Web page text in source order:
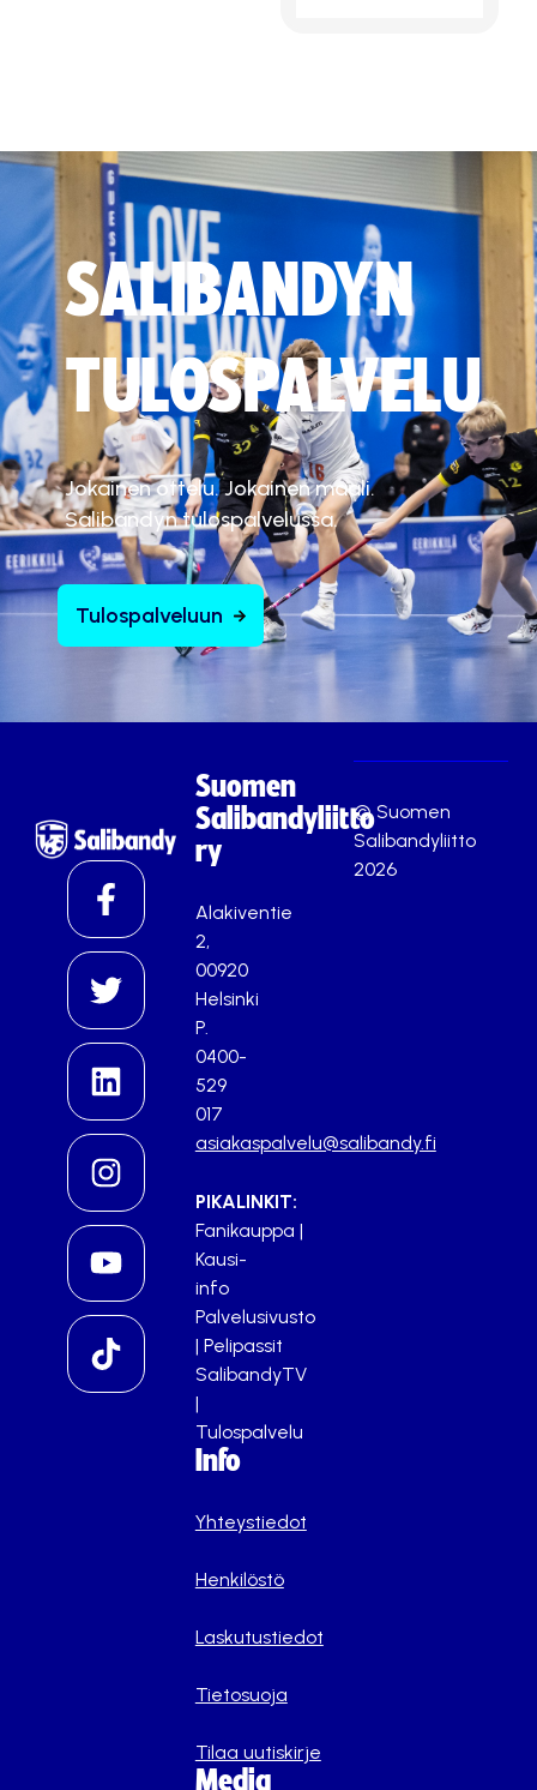
SALIBANDYN
TULOSPALVELU
Jokainen ottelu. Jokainen maali.
Salibandyn tulospalvelussa.
Tulospalveluun
Suomen
Salibandyliitto
ry
Alakiventie
2,
00920
Helsinki
P.
0400-
529
017
asiakaspalvelu@salibandy.fi
PIKALINKIT:
Fanikauppa |
Kausi-
info
Palvelusivusto
| Pelipassit
SalibandyTV
|
Tulospalvelu
Info
Yhteystiedot
Henkilöstö
Laskutustiedot
Tietosuoja
Tilaa uutiskirje
Media
© Suomen
Salibandyliitto
2026